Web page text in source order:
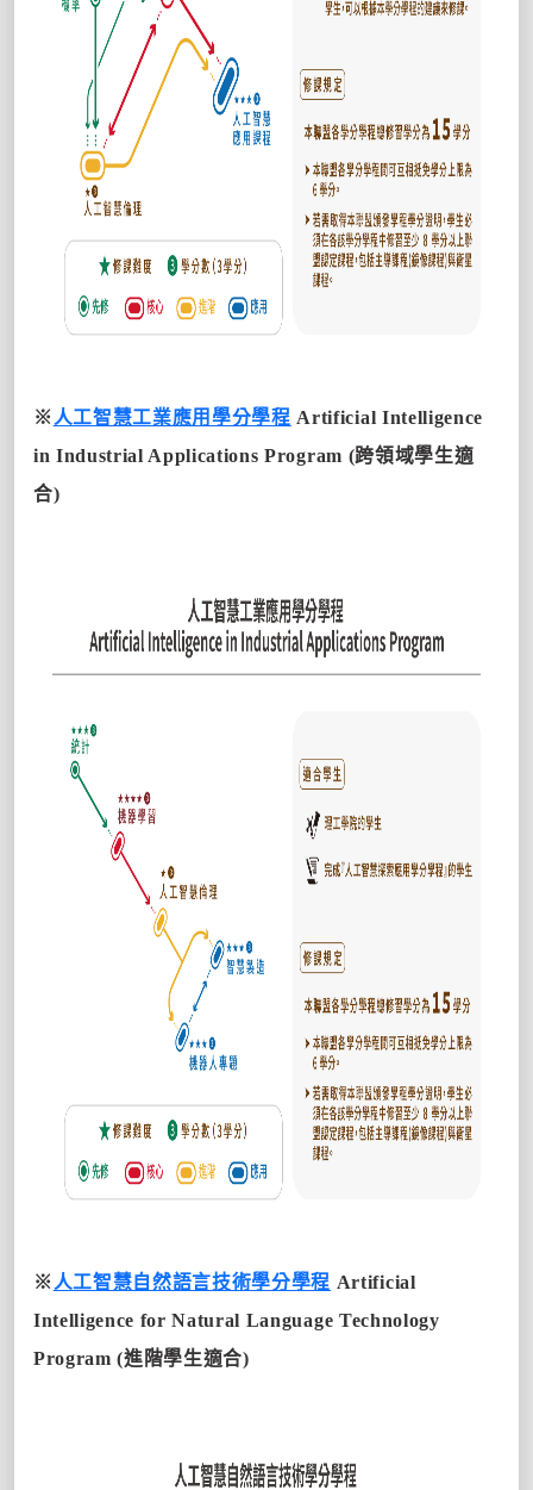
※ 人工智慧工業應用學分學程 Artificial Intelligence
in Industrial Applications Program (跨領域學生適
合)
※ 人工智慧自然語言技術學分學程 Artificial
Intelligence for Natural Language Technology
Program (進階學生適合)